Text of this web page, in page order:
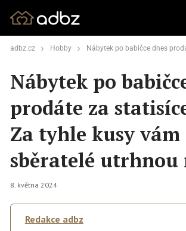
adbz.cz Hobby Nábytek po babičce dnes prodáte za statisíce korun. Za
Nábytek po
prodáte za
Za tyhle kusy vám
sběratelé utrhnou
8. května 2024
Redakce adbz